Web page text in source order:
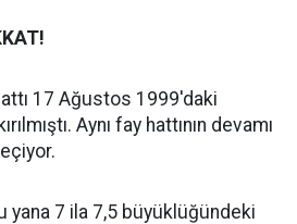
17 Ağustos 1999'daki
Aynı fay hattının devamı
yana 7 ila 7,5 büyüklüğündeki